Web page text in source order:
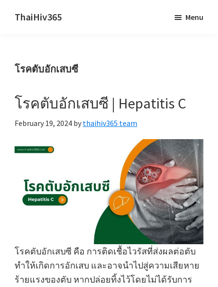
ThaiHiv365
behind.
Menu
โรคตับอักเสบซี
โรคตับอักเสบซี | Hepatitis C
February 19, 2024 by thaihiv365 team
โรคตับอักเสบซี คือ การติดเชื้อไวรัสที่ส่งผลต่อตับ
ทำให้เกิดการอักเสบ และอาจนำไปสู่ความเสียหาย
ร้ายแรงของตับ หากปล่อยทิ้งไว้โดยไม่ได้รับการ